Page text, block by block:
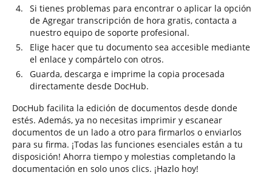
Si tienes problemas para encontrar o aplicar la opción
de Agregar transcripción de hora gratis, contacta a
nuestro equipo de soporte profesional.
Elige hacer que tu documento sea accesible mediante
el enlace y compártelo con otros.
Guarda, descarga e imprime la copia procesada
directamente desde DocHub.
DocHub facilita la edición de documentos desde donde
estés. Además, ya no necesitas imprimir y escanear
documentos de un lado a otro para firmarlos o enviarlos
para su firma. ¡Todas las funciones esenciales están a tu
disposición! Ahorra tiempo y molestias completando la
documentación en solo unos clics. ¡Hazlo hoy!